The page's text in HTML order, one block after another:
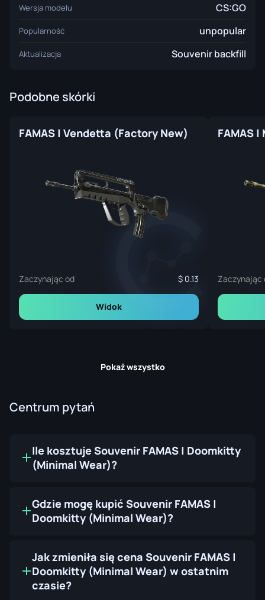
Wersja modelu CS:GO
Popularność unpopular
Aktualizacja Souvenir backfill
Podobne skórki
FAMAS | Vendetta (Factory New)
Zaczynając od 0.13
Widok
Zaczynając
Pokaż wszystko
Centrum pytań
Ile kosztuje Souvenir FAMAS | Doomkitty
(Minimal Wear)?
Gdzie mogę kupić Souvenir FAMAS |
Doomkitty (Minimal Wear)?
Jak zmieniła się cena Souvenir FAMAS |
Doomkitty (Minimal Wear) w ostatnim
czasie?